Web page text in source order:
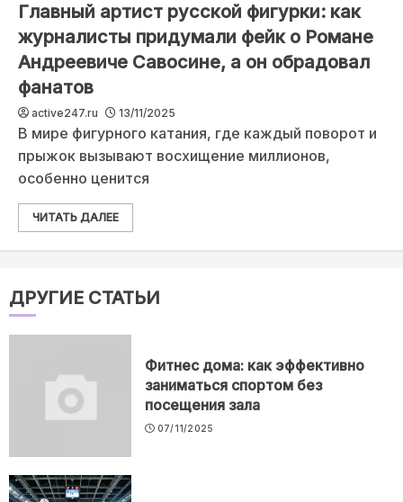
Главный артист русской фигурки: как
журналисты придумали фейк о Романе
Андреевиче Савосине, а он обрадовал
фанатов
active247.ru 13/11/2025
В мире фигурного катания, где каждый поворот и
прыжок вызывают восхищение миллионов,
особенно ценится
ЧИТАТЬ ДАЛЕЕ
ДРУГИЕ СТАТЬИ
Фитнес дома: как эффективно
заниматься спортом без
посещения зала
07/11/2025